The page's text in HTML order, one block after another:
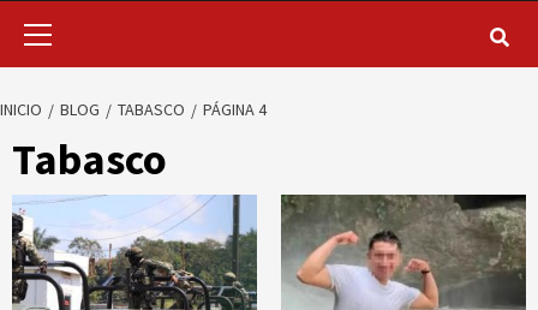
Menú
INICIO BLOG TABASCO PÁGINA 4
Tabasco